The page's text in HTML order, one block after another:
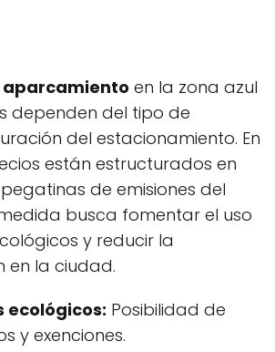
en la zona azul
dependen del tipo de
del estacionamiento. En
están estructurados en
de emisiones del
busca fomentar el uso
y reducir la
en la ciudad.
ecológicos: Posibilidad de
y exenciones.